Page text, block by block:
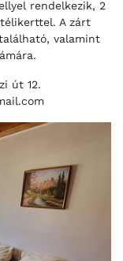
rendelkezik, 2
A zárt
valamint
út 12.